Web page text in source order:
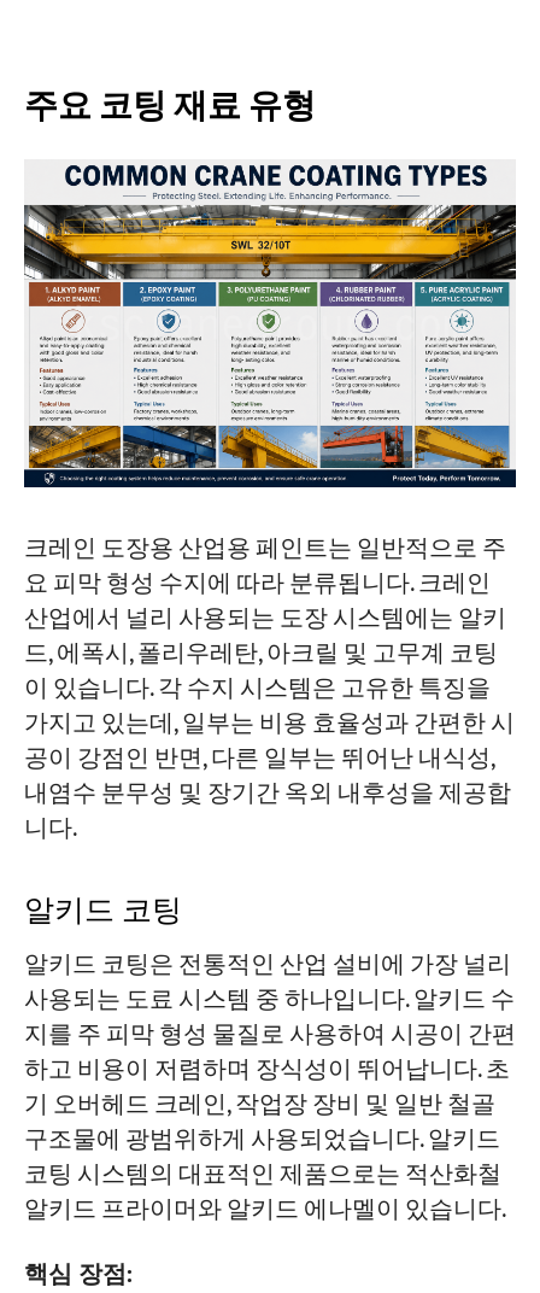
주요 코팅 재료 유형
크레인 도장용 산업용 페인트는 일반적으로 주
요 피막 형성 수지에 따라 분류됩니다. 크레인
산업에서 널리 사용되는 도장 시스템에는 알키
드, 에폭시, 폴리우레탄, 아크릴 및 고무계 코팅
이 있습니다. 각 수지 시스템은 고유한 특징을
가지고 있는데, 일부는 비용 효율성과 간편한 시
공이 강점인 반면, 다른 일부는 뛰어난 내식성,
내염수 분무성 및 장기간 옥외 내후성을 제공합
니다.
알키드 코팅
알키드 코팅은 전통적인 산업 설비에 가장 널리
사용되는 도료 시스템 중 하나입니다. 알키드 수
지를 주 피막 형성 물질로 사용하여 시공이 간편
하고 비용이 저렴하며 장식성이 뛰어납니다. 초
기 오버헤드 크레인, 작업장 장비 및 일반 철골
구조물에 광범위하게 사용되었습니다. 알키드
코팅 시스템의 대표적인 제품으로는 적산화철
알키드 프라이머와 알키드 에나멜이 있습니다.
핵심 장점: